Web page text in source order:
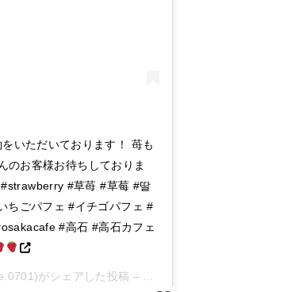
いただいております！ 苺も
のお客様お待ちしておりま
#草苺 #草莓 #딸
ちごパフェ #イチゴパフェ #
#高石 #高石カフェ
がシェアした投稿 –